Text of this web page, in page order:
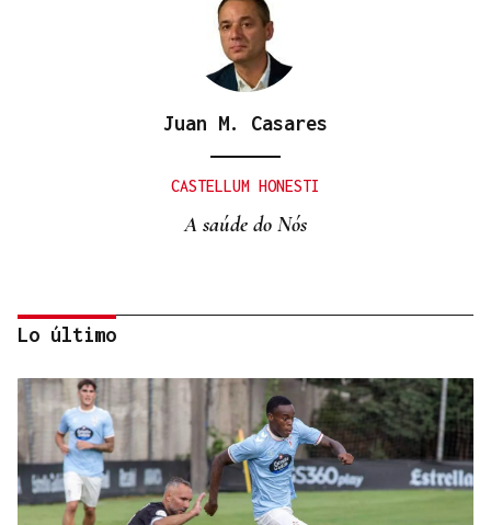
Juan M. Casares
CASTELLUM HONESTI
A saúde do Nós
Itxu Díaz
CRÓNICAS DE VERANO
El doble bikini como filosofía de vida
Lo último